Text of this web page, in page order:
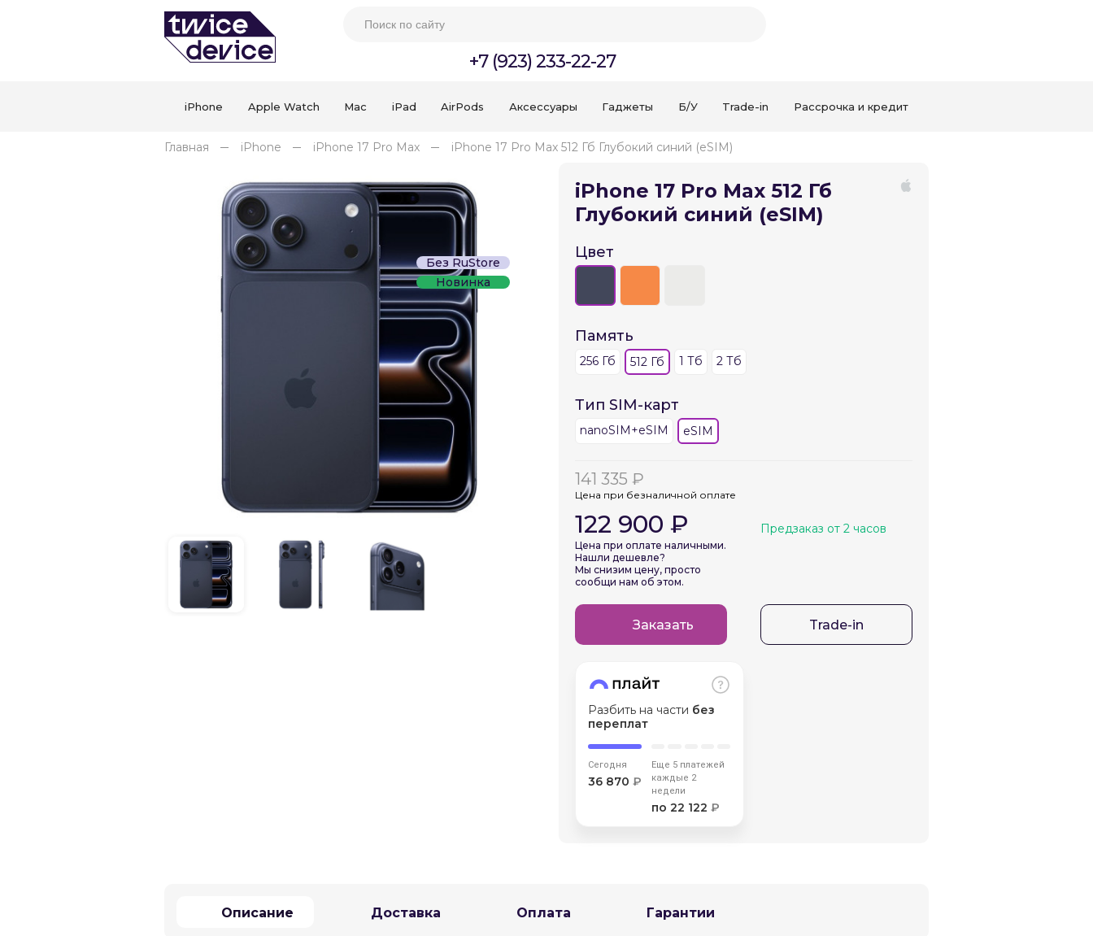
+7 (923) 233-22-27
iPhone Apple Watch Mac iPad AirPods Аксессуары Гаджеты Б/У Trade-in Рассрочка и кредит
Главная iPhone iPhone 17 Pro Max iPhone 17 Pro Max 512 Гб Глубокий синий (eSIM)
Без RuStore
Новинка
iPhone 17 Pro Max 512 Гб
Глубокий синий (eSIM)
Цвет
Память
256 Гб 512 Гб 1 Тб 2 Тб
Тип SIM-карт
nanoSIM+eSIM eSIM
141 335 ₽
Цена при безналичной оплате
122 900 ₽
Цена при оплате наличными.
Нашли дешевле?
Мы снизим цену, просто
сообщи нам об этом.
Предзаказ от 2 часов
Заказать Trade-in
Разбить на части без
переплат
Сегодня
36 870 ₽
Еще 5 платежей
каждые 2
недели
по 22 122 ₽
Описание Доставка Оплата Гарантии
Для клиентов всех банков
Разбейтеоплату
на частибез переплат
График платежей
Сегодня
25%
Добавляйте товары в корзину
Оплачивайте сегодня только
выбранный способом
списываться